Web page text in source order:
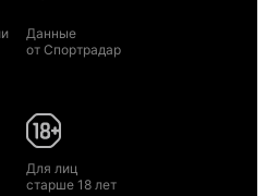
Данные
от Спортрадар
Для лиц
старше 18 лет